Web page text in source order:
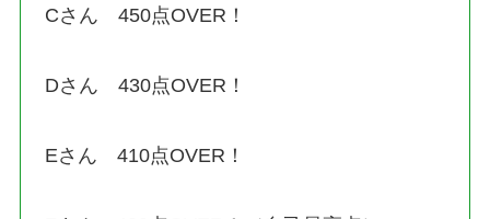
Cさん 450点OVER！
Dさん 430点OVER！
Eさん 410点OVER！